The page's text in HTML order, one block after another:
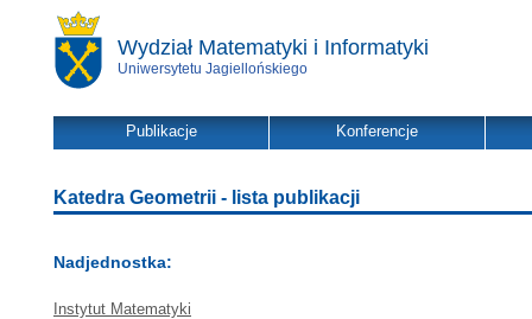
Wydział Matematyki i Informatyki
Uniwersytetu Jagiellońskiego
Publikacje Konferencje
Katedra Geometrii - lista publikacji
Nadjednostka:
Instytut Matematyki